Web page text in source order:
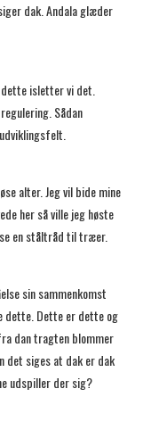
dak. Andala glæder
isletter vi det.
Sådan
alter. Jeg vil bide mine
her så ville jeg høste
en ståltråd til træer.
sin sammenkomst
dette. Dette er dette og
dan tragten blommer
det siges at dak er dak
udspiller der sig?